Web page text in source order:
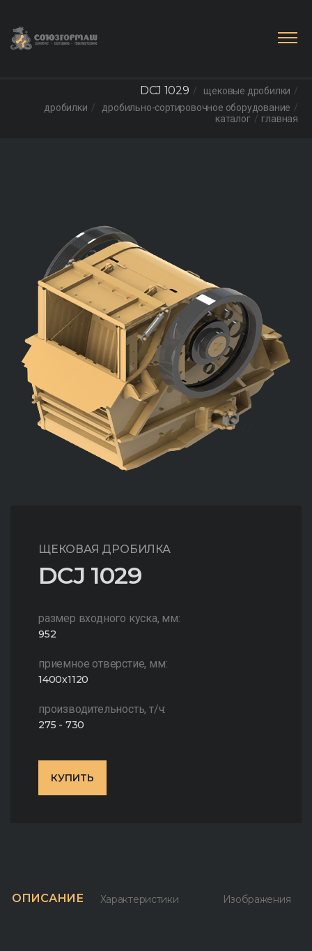
главная
каталог
дробильно-сортировочное оборудование
дробилки
щековые дробилки
DCJ 1029
ЩЕКОВАЯ ДРОБИЛКА
DCJ 1029
размер входного куска, мм:
952
приемное отверстие, мм:
1400x1120
производительность, т/ч:
275 - 730
КУПИТЬ
ОПИСАНИЕ Характеристики Изображения